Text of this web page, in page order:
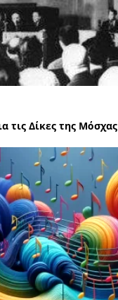
τις Δίκες της Μόσχας